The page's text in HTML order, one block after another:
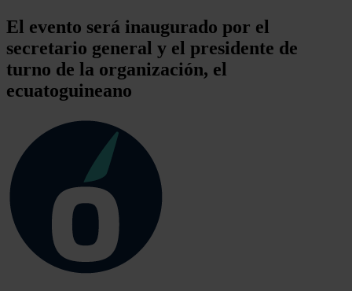
El evento será inaugurado por el
secretario general y el presidente de
turno de la organización, el
ecuatoguineano